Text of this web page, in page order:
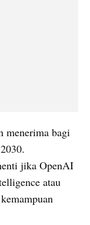
menerima bagi
jika OpenAI
atau